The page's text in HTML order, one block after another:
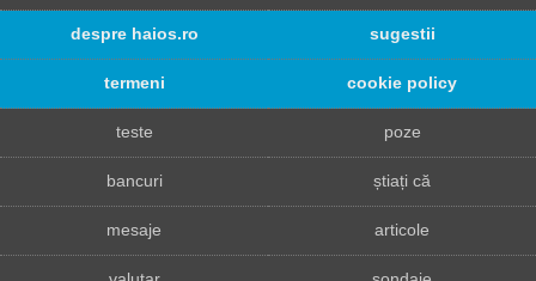
despre haios.ro sugestii
termeni cookie policy
teste poze
bancuri știați că
mesaje articole